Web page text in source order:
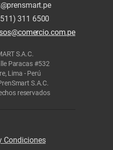
311 6500
S.A.C.
Paracas #532
Lima - Perú
S.A.C.
reservados
Condiciones